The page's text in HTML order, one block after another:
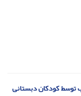
توسط کودکان دبستانی